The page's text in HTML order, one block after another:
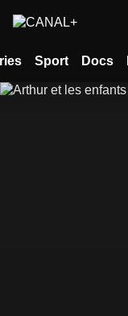
Sport Docs